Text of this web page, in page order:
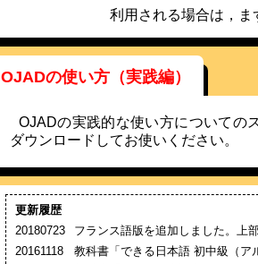
利用される場合は，ま
OJADの使い方（実践編）
OJADの実践的な使い方についての
ダウンロードしてお使いください。
更新履歴
20180723
フランス語版を追加しました。上
20161118
教科書「できる日本語 初中級（ア